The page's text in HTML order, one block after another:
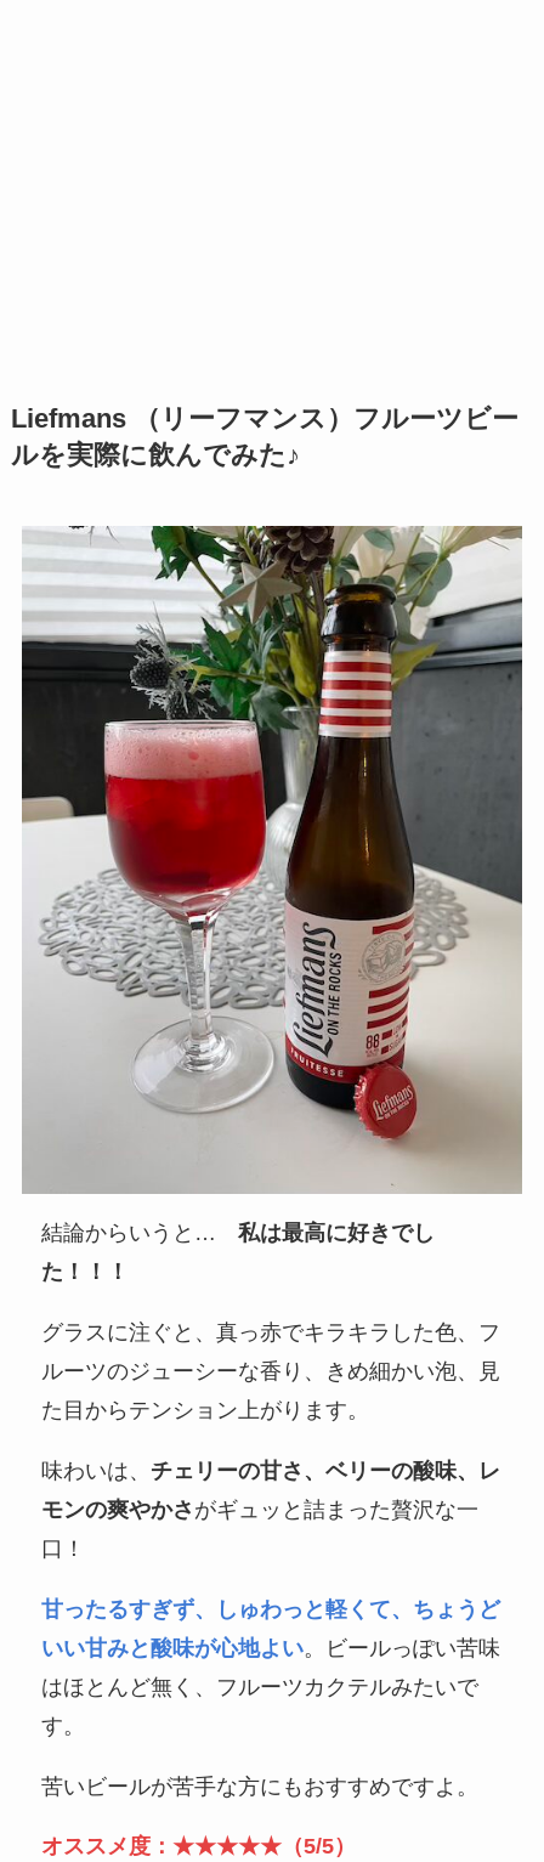
Liefmans
（リーフマンス）フルーツビー
ルを実際に飲んでみた♪
結論からいうと…私は最高に好きでし
た！！！
グラスに注ぐと、真っ赤でキラキラした色、フ
ルーツのジューシーな香り、きめ細かい泡、見
た目からテンション上がります。
味わいは、 チェリーの甘さ、ベリーの酸味、レ
モンの爽やかさ がギュッと詰まった贅沢な一
口！
甘ったるすぎず、しゅわっと軽くて、ちょうど
いい甘みと酸味が心地よい。ビールっぽい苦味
はほとんど無く、フルーツカクテルみたいで
す。
苦いビールが苦手な方にもおすすめですよ。
オススメ度：★★★★★（5/5）